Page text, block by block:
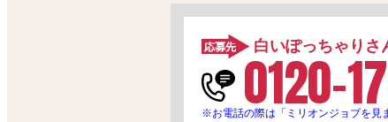
■毎日
大入り手当→1,000～3,000円
■毎月
月間目標達成→10,000～30,000円プ
白いぽっちゃりさ
0120-
※お電話の際は「ミリオンジョブを見